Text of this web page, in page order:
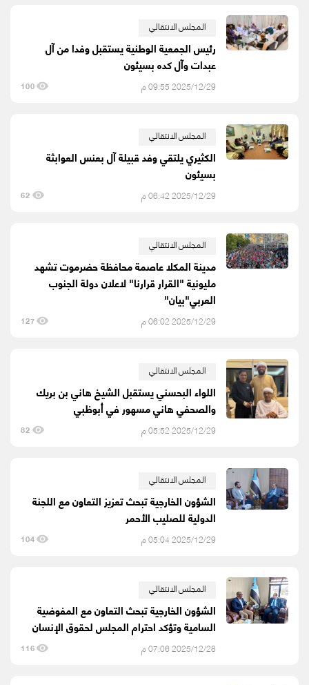
المجلس الانتقالي
رئيس الجمعية الوطنية يستقبل وفدا من آل
عبدات وآل كده بسيئون
2025/12/29 09:55 م 100
المجلس الانتقالي
الكثيري يلتقي وفد قبيلة آل بعنس العوابثة
بسيئون
2025/12/29 06:42 م 62
المجلس الانتقالي
مدينة المكلا عاصمة محافظة حضرموت تشهد
مليونية "القرار قرارنا" لاعلان دولة الجنوب
العربي"بيان"
2025/12/29 06:02 م 127
المجلس الانتقالي
اللواء البحسني يستقبل الشيخ هاني بن بريك
والصحفي هاني مسهور في أبوظبي
2025/12/29 05:52 م 82
المجلس الانتقالي
الشؤون الخارجية تبحث تعزيز التعاون مع اللجنة
الدولية للصليب الأحمر
2025/12/29 05:04 م 104
المجلس الانتقالي
الشؤون الخارجية تبحث التعاون مع المفوضية
السامية وتؤكد احترام المجلس لحقوق الإنسان
2025/12/28 07:06 م 116